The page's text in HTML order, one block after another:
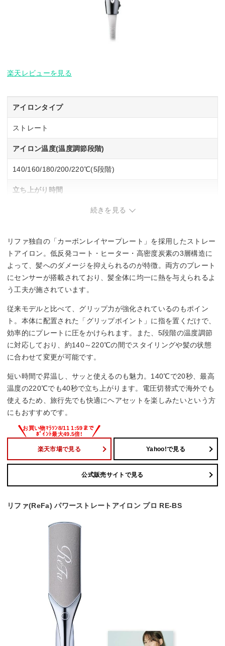
楽天レビューを見る
アイロンタイプ
ストレート
アイロン温度(温度調節段階)
140/160/180/200/220℃(5段階)
立ち上がり時間
◯
◯
重量
約325g(電源コード含む)
続きを見る
リファ独自の「カーボンレイヤープレート」を採用したストレー
トアイロン。低反発コート・ヒーター・高密度炭素の3層構造に
よって、髪へのダメージを抑えられるのが特徴。両方のプレート
にセンサーが搭載されており、髪全体に均一に熱を与えられるよ
う工夫が施されています。
従来モデルと比べて、グリップ力が強化されているのもポイン
ト。本体に配置された「グリップポイント」に指を置くだけで、
効率的にプレートに圧をかけられます。また、5段階の温度調節
に対応しており、約140～220℃の間でスタイリングや髪の状態
に合わせて変更が可能です。
短い時間で昇温し、サッと使えるのも魅力。140℃で20秒、最高
温度の220℃でも40秒で立ち上がります。電圧切替式で海外でも
使えるため、旅行先でも快適にヘアセットを楽しみたいという方
にもおすすめです。
楽天市場で見る Yahoo!で見る
公式販売サイトで見る
リファ(ReFa) パワーストレートアイロン プロ RE-BS